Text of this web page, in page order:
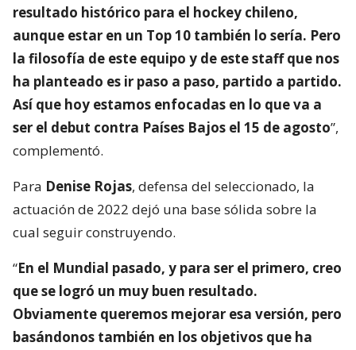
resultado histórico para el hockey chileno,
aunque estar en un Top 10 también lo sería. Pero
la filosofía de este equipo y de este staff que nos
ha planteado es ir paso a paso, partido a partido.
Así que hoy estamos enfocadas en lo que va a
ser el debut contra Países Bajos el 15 de agosto”,
complementó.
Para Denise Rojas, defensa del seleccionado, la
actuación de 2022 dejó una base sólida sobre la
cual seguir construyendo.
“En el Mundial pasado, y para ser el primero, creo
que se logró un muy buen resultado.
Obviamente queremos mejorar esa versión, pero
basándonos también en los objetivos que ha